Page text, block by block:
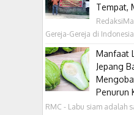
Tempat,
Gereja-Gereja di
Manfaat
Jepang
Penurun
RMC - Labu siam adalah